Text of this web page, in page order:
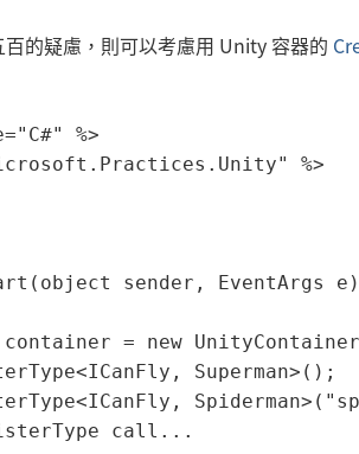
的疑慮，則可以考慮用 Unity 容器的
%>
%>
sender, EventArgs e)
container = new
Superman>();
call...